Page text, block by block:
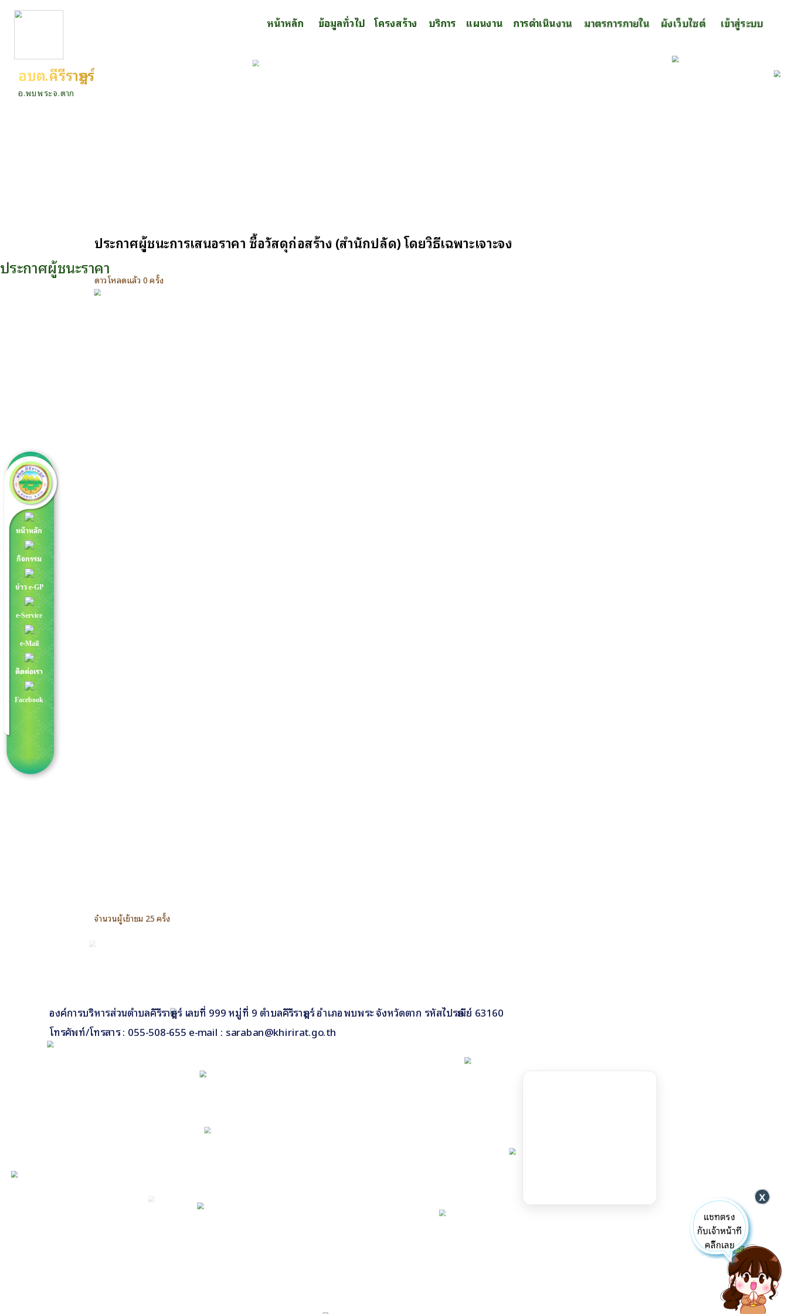
แชทตรง
กับเจ้าหน้าที่
คลิ๊กเลย
หน้าหลัก
กิจกรรม
ข่าว e-GP
e-Service
e-Mail
ติดต่อเรา
Facebook
อบต.คีรีราษฎร์
อ.พบพระ จ.ตาก
หน้าหลัก ข้อมูลทั่วไป โครงสร้าง บริการ แผนงาน การดำเนินงาน มาตรการภายใน ผังเว็บไซต์ เข้าสู่ระบบ
ประกาศผู้ชนะราคา
ประกาศผู้ชนะการเสนอราคา ซื้อวัสดุก่อสร้าง (สำนักปลัด) โดยวิธีเฉพาะเจาะจง
ดาวโหลดแล้ว 0 ครั้ง
จำนวนผู้เข้าชม 25 ครั้ง
องค์การบริหารส่วนตำบลคีรีราษฎร์ เลขที่ 999 หมู่ที่ 9 ตำบลคีรีราษฎร์ อำเภอพบพระ จังหวัดตาก รหัสไปรษณีย์ 63160
โทรศัพท์/โทรสาร : 055-508-655 e-mail : saraban@khirirat.go.th